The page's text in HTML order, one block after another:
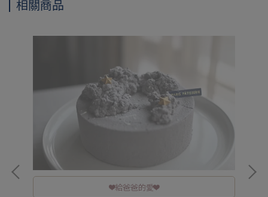
相關商品
❤️給爸爸的愛❤️